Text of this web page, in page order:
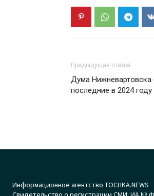
Предыдущая статья
Дума
последние в 2024
Информационное агентство TOCHKA.NEWS